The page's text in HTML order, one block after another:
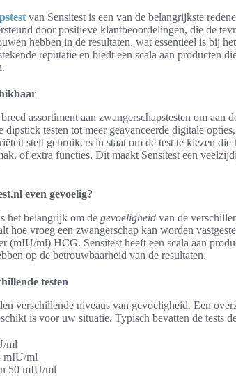
van Sensitest is een van de belangrijkste
door positieve klantbeoordelingen, die de
hebben in de resultaten, wat essentieel is bij
reputatie en biedt een scala aan producten
assortiment aan zwangerschapstesten om aan
testen tot meer geavanceerde digitale
stelt gebruikers in staat om de test te kiezen die
of extra functies. Dit maakt Sensitest een
even gevoelig?
het belangrijk om de gevoeligheid van de
hoe vroeg een zwangerschap kan worden
ml) HCG. Sensitest heeft een scala aan
op de betrouwbaarheid van de resultaten.
testen
verschillende niveaus van gevoeligheid. Een
is voor uw situatie. Typisch bevatten de tests
ml
mIU/ml
50 mIU/ml